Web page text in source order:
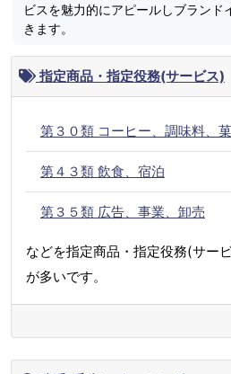
ビスを魅力的にアピールしブランド
きます。
指定商品・指定役務(サービス)
第３０類 コーヒー、調味料、
第４３類 飲食、宿泊
第３５類 広告、事業、卸売
などを指定商品・指定役務(サー
が多いです。